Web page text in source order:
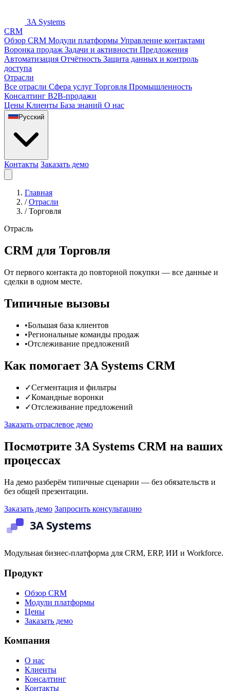
3A Systems
CRM
Обзор CRM Модули платформы Управление контактами
Воронка продаж Задачи и активности Предложения
Автоматизация Отчётность Защита данных и контроль
доступа
Отрасли
Все отрасли Сфера услуг Торговля Промышленность
Консалтинг B2B-продажи
Цены Клиенты База знаний О нас
Русский
Контакты Заказать демо
Главная
/ Отрасли
/ Торговля
Отрасль
CRM для Торговля
От первого контакта до повторной покупки — все данные и
сделки в одном месте.
Типичные вызовы
•Большая база клиентов
•Региональные команды продаж
•Отслеживание предложений
Как помогает 3A Systems CRM
✓Сегментация и фильтры
✓Командные воронки
✓Отслеживание предложений
Заказать отраслевое демо
Посмотрите 3A Systems CRM на ваших
процессах
На демо разберём типичные сценарии — без обязательств и
без общей презентации.
Заказать демо Запросить консультацию
Модульная бизнес-платформа для CRM, ERP, ИИ и Workforce.
Продукт
Обзор CRM
Модули платформы
Цены
Заказать демо
Компания
О нас
Клиенты
Консалтинг
Контакты